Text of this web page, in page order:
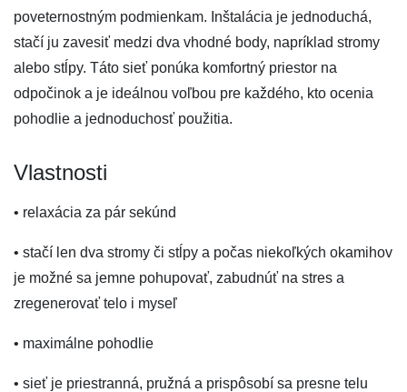
poveternostným podmienkam. Inštalácia je jednoduchá,
stačí ju zavesiť medzi dva vhodné body, napríklad stromy
alebo stĺpy. Táto sieť ponúka komfortný priestor na
odpočinok a je ideálnou voľbou pre každého, kto ocenia
pohodlie a jednoduchosť použitia.
Vlastnosti
• relaxácia za pár sekúnd
• stačí len dva stromy či stĺpy a počas niekoľkých okamihov
je možné sa jemne pohupovať, zabudnúť na stres a
zregenerovať telo i myseľ
• maximálne pohodlie
• sieť je priestranná, pružná a prispôsobí sa presne telu